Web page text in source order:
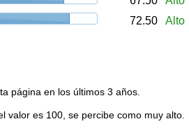
72.50 Alto
página en los últimos 3 años.
valor es 100, se percibe como muy alto.